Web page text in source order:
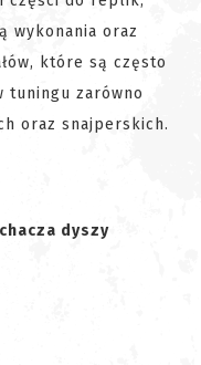
wykonania oraz
które są często
tuningu zarówno
oraz snajperskich.
dyszy